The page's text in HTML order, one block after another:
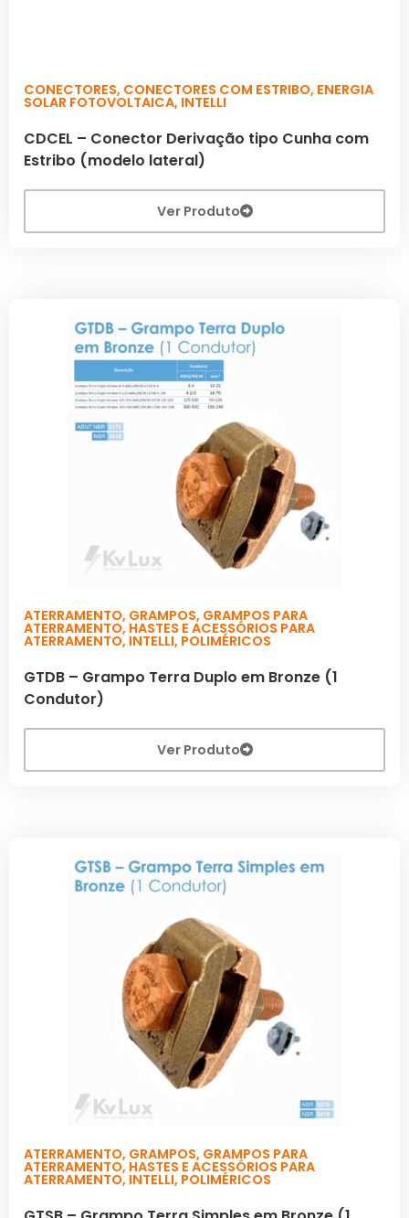
CONECTORES, CONECTORES COM ESTRIBO, ENERGIA
SOLAR FOTOVOLTAICA, INTELLI
CDCEL – Conector Derivação tipo Cunha com
Estribo (modelo lateral)
Ver Produto
ATERRAMENTO, GRAMPOS, GRAMPOS PARA
ATERRAMENTO, HASTES E ACESSÓRIOS PARA
ATERRAMENTO, INTELLI, POLIMÉRICOS
GTDB – Grampo Terra Duplo em Bronze (1
Condutor)
Ver Produto
ATERRAMENTO, GRAMPOS, GRAMPOS PARA
ATERRAMENTO, HASTES E ACESSÓRIOS PARA
ATERRAMENTO, INTELLI, POLIMÉRICOS